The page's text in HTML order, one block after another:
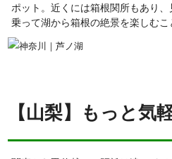
ポット。近くには箱根関所もあり
乗って湖から箱根の絶景を楽しむこ
【山梨】もっと気